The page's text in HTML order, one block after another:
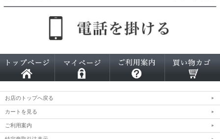
お店のトップへ戻る
カートを見る
ご利用案内